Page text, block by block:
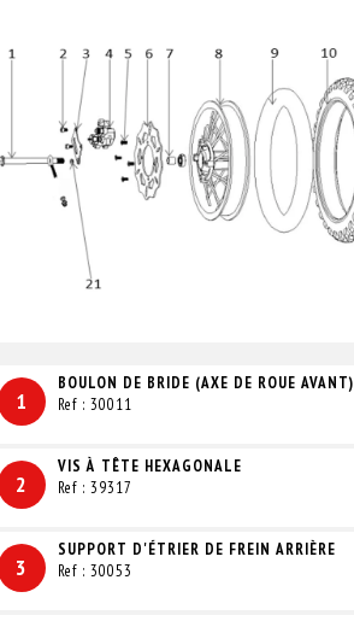
1
BOULON DE BRIDE (AXE DE ROUE AVANT)
Ref : 30011
2
VIS À TÊTE HEXAGONALE
Ref : 39317
3
SUPPORT D'ÉTRIER DE FREIN ARRIÈRE
Ref : 30053